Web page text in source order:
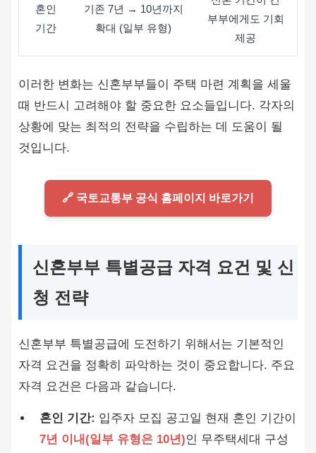
혼인
기간
기존 7년 → 10년까지
확대 (일부 유형)
부부에게도 기회
제공
이러한 변화는 신혼부부들이 주택 마련 계획을 세울
때 반드시 고려해야 할 중요한 요소들입니다. 각자의
상황에 맞는 최적의 전략을 수립하는 데 도움이 될
것입니다.
🔗 국토교통부 공식 홈페이지 바로가기
신혼부부 특별공급 자격 요건 및 신
청 전략
신혼부부 특별공급에 도전하기 위해서는 기본적인
자격 요건을 정확히 파악하는 것이 중요합니다. 주요
자격 요건은 다음과 같습니다.
혼인 기간: 입주자 모집 공고일 현재 혼인 기간이
7년 이내(일부 유형은 10년)인 무주택세대 구성